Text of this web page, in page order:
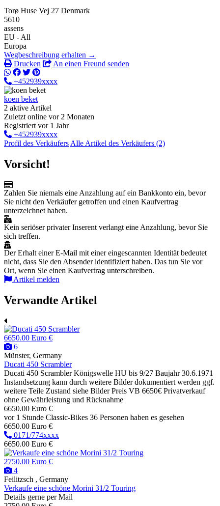
Torø Huse Vej 27 Denmark
5610
assens
EU - All
Europa
Wegbeschreibung erhalten →
Drucken
An einen Freund senden
+452939xxxx
koen beket
2 aktive Artikel
Zuletzt online vor 2 Monaten
Registriert vor 1 Jahr
+452939xxxx
Profil des Verkäufers Alle Artikel des Verkäufers (2)
Vorsicht!
Zahlen Sie niemals eine Anzahlung auf ein Bankkonto ein, bevor
Sie nicht den Verkäufer getroffen und einen Kaufvertrag
unterzeichnet haben.
Kein seriöser privater Inserent verlangt eine Anzahlung, bevor Sie
sich treffen.
Der Erhalt einer E-Mail mit einer eingescannten Identität bedeutet
nicht, dass Sie den Absender identifiziert haben. Das tun Sie vor
Ort, wenn Sie einen Kaufvertrag unterschreiben.
Artikel melden
Verwandte Artikel
6650.00 Euro €
6
Münster, Germany
Ducati 450 Scrambler
Ducati 450 Scrambler Königswelle HU bis 9/27 Baujahr 30.6.1971
Instandsetzung kann durch weitere Bilder dokumentiert werden ggf.
weitere Teile Zustand siehe Bilder Preis VB 6650€ Privatverkauf
ohne Gewährleistung und Rücknahme
6650.00 Euro €
vor 1 Stunde Classic-Bikes 36 Personen haben es gesehen
6650.00 Euro €
0171/774xxxx
6650.00 Euro €
2750.00 Euro €
4
Feilitzsch , Germany
Verkaufe eine schöne Morini 31/2 Touring
Details gerne per Mail